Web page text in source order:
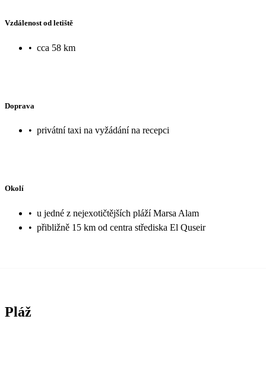
Vzdálenost od letiště
• cca 58 km
Doprava
• privátní taxi na vyžádání na recepci
Okolí
• u jedné z nejexotičtějších pláží Marsa Alam
• přibližně 15 km od centra střediska El Quseir
Pláž